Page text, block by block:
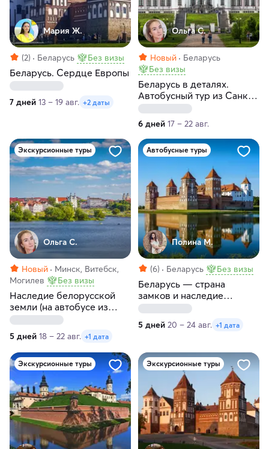
Мария Ж.
(2) Беларусь Без визы
Беларусь. Сердце Европы
7 дней 13 – 19 авг. +2 даты
Ольга С.
Новый
Беларусь
Без визы
Беларусь в деталях.
Автобусный тур из Санкт-
Петербурга
6 дней 17 – 22 авг.
Экскурсионные туры
Ольга С.
Новый
Минск, Витебск,
Могилев
Без визы
Наследие белорусской
земли (на автобусе из
Санкт-Петербурга)
5 дней 18 – 22 авг. +1 дата
Автобусные туры
Полина М.
(6) Беларусь Без визы
Беларусь — страна
замков и наследие
королей
5 дней 20 – 24 авг. +1 дата
Экскурсионные туры Экскурсионные туры